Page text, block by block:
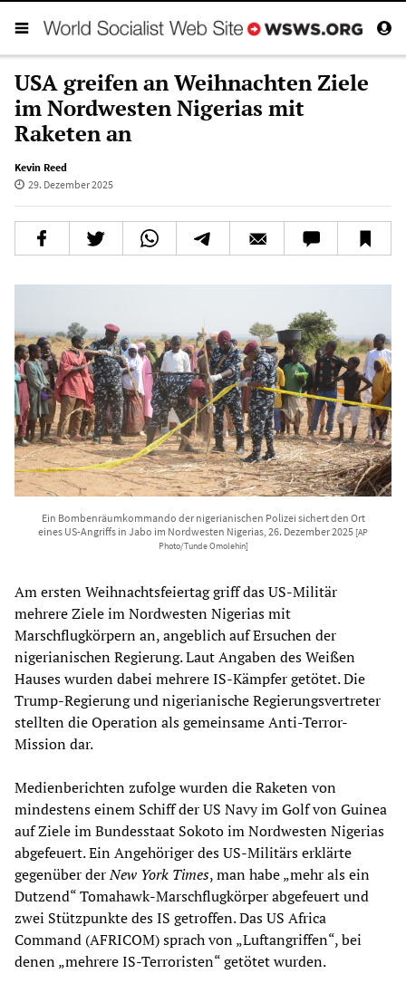
USA greifen an Weihnachten Ziele
im Nordwesten Nigerias mit
Raketen an
Kevin Reed
29. Dezember 2025
Ein Bombenräumkommando der nigerianischen Polizei sichert den Ort
eines US-Angriffs in Jabo im Nordwesten Nigerias, 26. Dezember 2025 [AP
Photo/Tunde Omolehin]
Am ersten Weihnachtsfeiertag griff das US-Militär
mehrere Ziele im Nordwesten Nigerias mit
Marschflugkörpern an, angeblich auf Ersuchen der
nigerianischen Regierung. Laut Angaben des Weißen
Hauses wurden dabei mehrere IS-Kämpfer getötet. Die
Trump-Regierung und nigerianische Regierungsvertreter
stellten die Operation als gemeinsame Anti-Terror-
Mission dar.
Medienberichten zufolge wurden die Raketen von
mindestens einem Schiff der US Navy im Golf von Guinea
auf Ziele im Bundesstaat Sokoto im Nordwesten Nigerias
abgefeuert. Ein Angehöriger des US-Militärs erklärte
gegenüber derNew York Times, man habe „mehr als ein
Dutzend“ Tomahawk-Marschflugkörper abgefeuert und
zwei Stützpunkte des IS getroffen. Das US Africa
Command (AFRICOM) sprach von „Luftangriffen“, bei
denen „mehrere IS-Terroristen“ getötet wurden.